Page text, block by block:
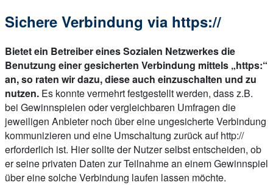
Sichere Verbindung via https://
Bietet ein Betreiber eines Sozialen Netzwerkes die
Benutzung einer gesicherten Verbindung mittels „https:“
an, so raten wir dazu, diese auch einzuschalten und zu
nutzen. Es konnte vermehrt festgestellt werden, dass z.B.
bei Gewinnspielen oder vergleichbaren Umfragen die
jeweiligen Anbieter noch über eine ungesicherte Verbindung
kommunizieren und eine Umschaltung zurück auf http://
erforderlich ist. Hier sollte der Nutzer selbst entscheiden, ob
er seine privaten Daten zur Teilnahme an einem Gewinnspiel
über eine solche Verbindung laufen lassen möchte.